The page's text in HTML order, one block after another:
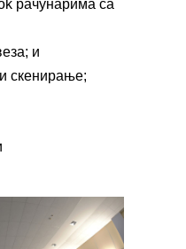
рачунарима са
и
скенирање;